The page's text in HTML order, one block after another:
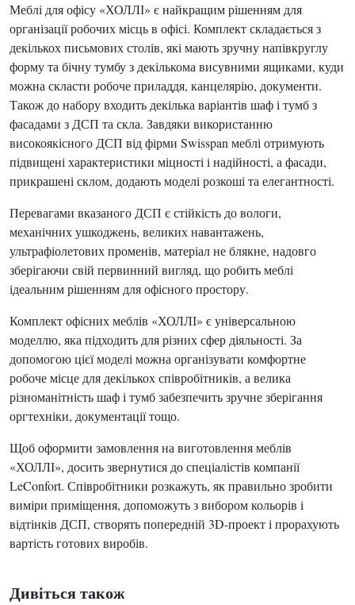
Меблі для офісу «ХОЛЛІ» є найкращим рішенням для
організації робочих місць в офісі. Комплект складається з
декількох письмових столів, які мають зручну напівкруглу
форму та бічну тумбу з декількома висувними ящиками, куди
можна скласти робоче приладдя, канцелярію, документи.
Також до набору входить декілька варіантів шаф і тумб з
фасадами з ДСП та скла. Завдяки використанню
високоякісного ДСП від фірми Swisspan меблі отримують
підвищені характеристики міцності і надійності, а фасади,
прикрашені склом, додають моделі розкоші та елегантності.
Перевагами вказаного ДСП є стійкість до вологи,
механічних ушкоджень, великих навантажень,
ультрафіолетових променів, матеріал не блякне, надовго
зберігаючи свій первинний вигляд, що робить меблі
ідеальним рішенням для офісного простору.
Комплект офісних меблів «ХОЛЛІ» є універсальною
моделлю, яка підходить для різних сфер діяльності. За
допомогою цієї моделі можна організувати комфортне
робоче місце для декількох співробітників, а велика
різноманітність шаф і тумб забезпечить зручне зберігання
оргтехніки, документації тощо.
Щоб оформити замовлення на виготовлення меблів
«ХОЛЛІ», досить звернутися до спеціалістів компанії
LeConfort. Співробітники розкажуть, як правильно зробити
виміри приміщення, допоможуть з вибором кольорів і
відтінків ДСП, створять попередній 3D-проект і прорахують
вартість готових виробів.
Дивіться також